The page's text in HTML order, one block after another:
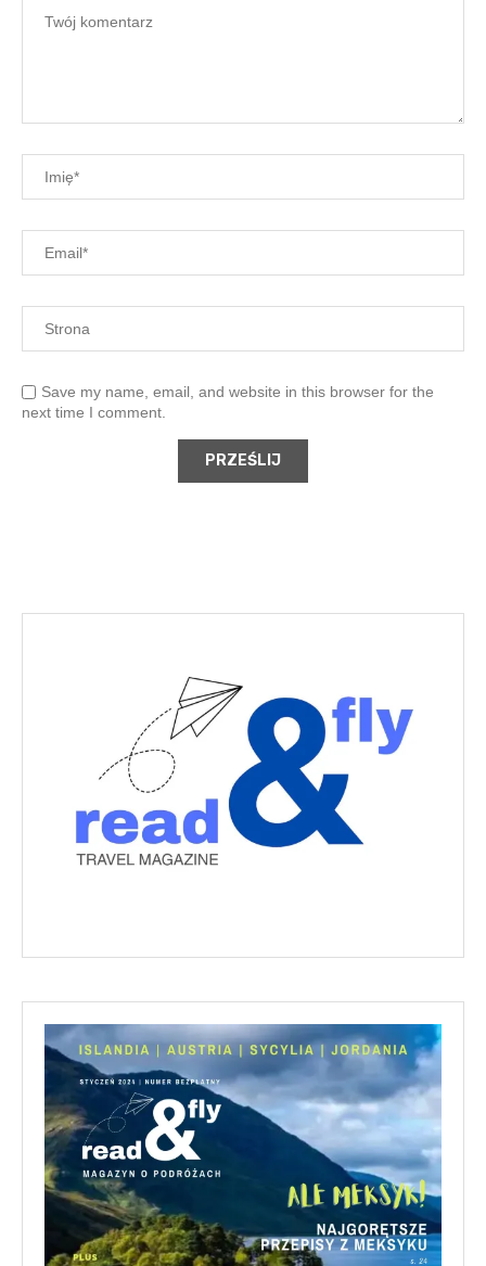
Save my name, email, and website in this browser for the
next time I comment.